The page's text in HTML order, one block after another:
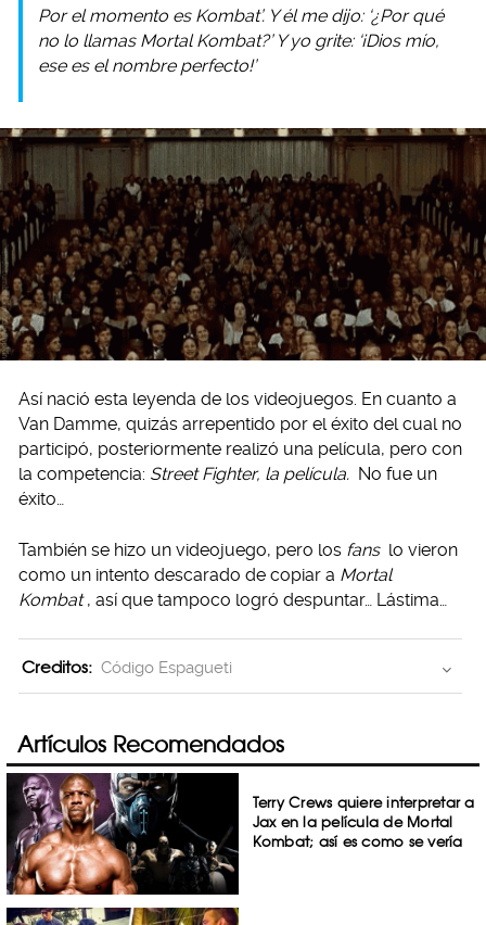
Por el momento es Kombat’. Y él me dijo: ‘¿Por qué
no lo llamas Mortal Kombat?’ Y yo grite: ‘¡Dios mío,
ese es el nombre perfecto!’
Así nació esta leyenda de los videojuegos. En cuanto a
Van Damme, quizás arrepentido por el éxito del cual no
participó, posteriormente realizó una película, pero con
la competencia: Street Fighter, la película. No fue un
éxito…
También se hizo un videojuego, pero los fans lo vieron
como un intento descarado de copiar a Mortal
Kombat , así que tampoco logró despuntar… Lástima…
Creditos: Código Espagueti
Artículos Recomendados
Terry Crews quiere interpretar a
Jax en la película de Mortal
Kombat; así es como se vería